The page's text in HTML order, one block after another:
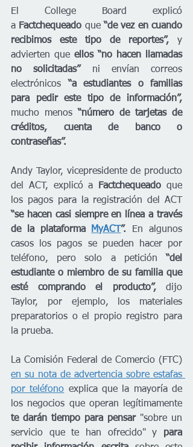
El College Board explicó
a Factchequeado que “de vez en cuando
recibimos este tipo de reportes”, y
advierten que ellos “no hacen llamadas
no solicitadas” ni envían correos
electrónicos “a estudiantes o familias
para pedir este tipo de información”,
mucho menos “número de tarjetas de
créditos, cuenta de banco o
contraseñas”.
Andy Taylor, vicepresidente de producto
del ACT, explicó a Factchequeado que
“se hacen casi siempre en línea a través
de la plataforma MyACT ”. En algunos
casos los pagos se pueden hacer por
teléfono, pero solo a petición “del
estudiante o miembro de su familia que
esté comprando el producto”, dijo
Taylor, por ejemplo, los materiales
preparatorios o el propio registro para
la prueba.
en su nota de advertencia sobre estafas
por teléfono explica que la mayoría de
los negocios que operan legítimamente
te darán tiempo para pensar "sobre un
servicio que te han ofrecido" y para